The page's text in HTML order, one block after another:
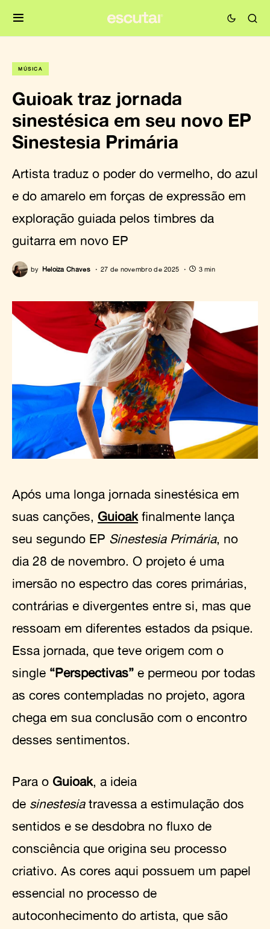
MÚSICA
Guioak traz jornada
sinestésica em seu novo EP
Sinestesia Primária
Artista traduz o poder do vermelho, do azul
e do amarelo em forças de expressão em
exploração guiada pelos timbres da
guitarra em novo EP
by Heloiza Chaves 27 de novembro de 2025 3 min
Após uma longa jornada sinestésica em
suas canções, Guioakfinalmente lança
seu segundo EP Sinestesia Primária, no
dia 28 de novembro. O projeto é uma
imersão no espectro das cores primárias,
contrárias e divergentes entre si, mas que
ressoam em diferentes estados da psique.
Essa jornada, que teve origem com o
single “Perspectivas” e permeou por todas
as cores contempladas no projeto, agora
chega em sua conclusão com o encontro
desses sentimentos.
Para o Guioak, a ideia
de sinestesia travessa a estimulação dos
sentidos e se desdobra no fluxo de
consciência que origina seu processo
criativo. As cores aqui possuem um papel
essencial no processo de
autoconhecimento do artista, que são